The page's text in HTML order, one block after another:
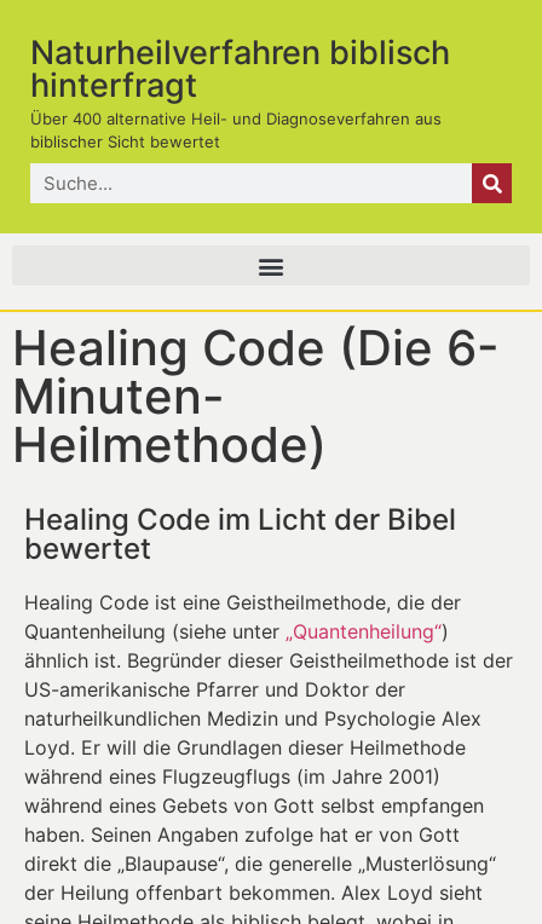
Naturheilverfahren biblisch
hinterfragt
Über 400 alternative Heil- und Diagnoseverfahren aus
biblischer Sicht bewertet
Healing Code (Die 6-
Minuten-
Heilmethode)
Healing Code im Licht der Bibel
bewertet
Healing Code ist eine Geistheilmethode, die der
Quantenheilung (siehe unter „Quantenheilung“)
ähnlich ist. Begründer dieser Geistheilmethode ist der
US-amerikanische Pfarrer und Doktor der
naturheilkundlichen Medizin und Psychologie Alex
Loyd. Er will die Grundlagen dieser Heilmethode
während eines Flugzeugflugs (im Jahre 2001)
während eines Gebets von Gott selbst empfangen
haben. Seinen Angaben zufolge hat er von Gott
direkt die „Blaupause“, die generelle „Musterlösung“
der Heilung offenbart bekommen. Alex Loyd sieht